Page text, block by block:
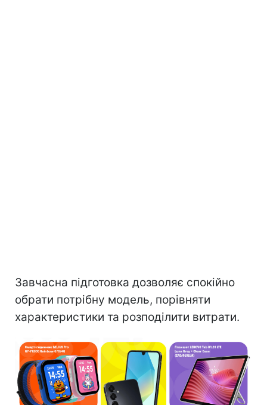
Завчасна підготовка дозволяє спокійно
обрати потрібну модель, порівняти
характеристики та розподілити витрати.